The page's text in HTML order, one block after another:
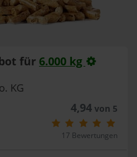
für 6.000 kg
KG
4,94von 5
17 Bewertungen